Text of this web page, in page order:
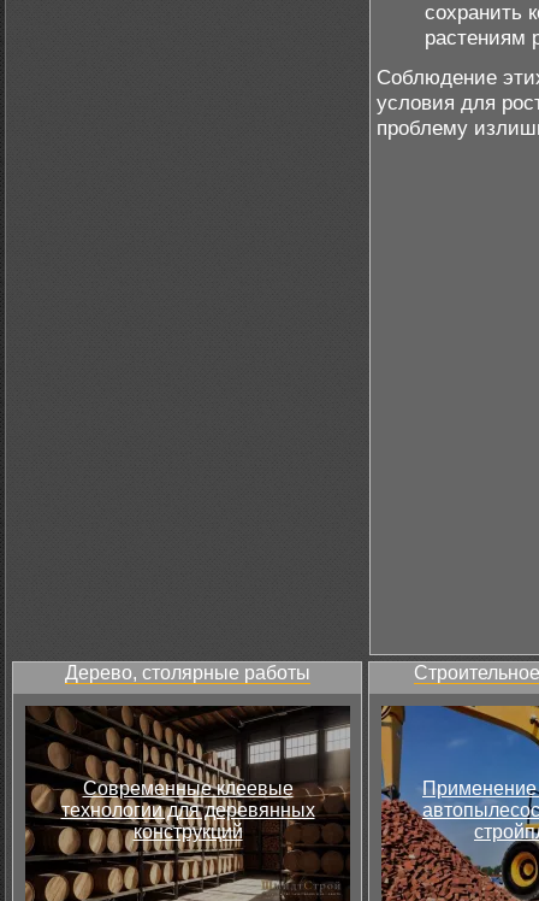
сохранить
растениям
Соблюдение
условия для
проблему
Дерево, столярные работы
Современные клеевые
технологии для деревянных
конструкций
Применение